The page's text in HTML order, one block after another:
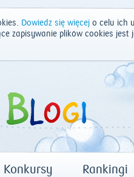
Dowiedz się więcej o celu ich
zapisywanie plików cookies
Konkursy Rankingi